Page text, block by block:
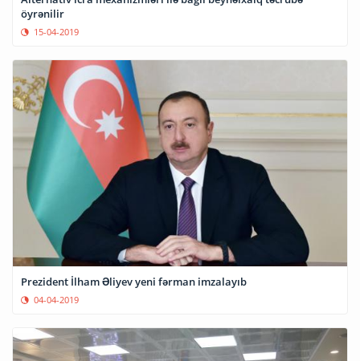
öyrənilir
15-04-2019
Prezident İlham Əliyev yeni fərman imzalayıb
04-04-2019